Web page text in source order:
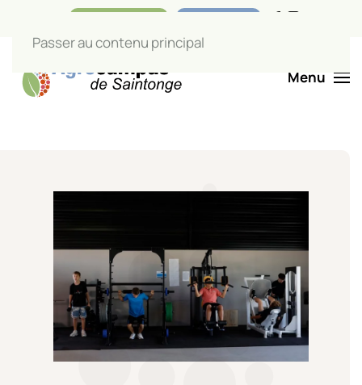
Passer au contenu principal
Menu